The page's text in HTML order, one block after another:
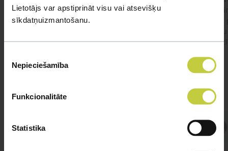
Lietotājs var apstiprināt visu vai atsevišķu
sīkdatņuizmantošanu.
izvēle
Nepieciešamība
Funkcionalitāte
Statistika
#kakis #apedis
Atbild Veterinārārsts,